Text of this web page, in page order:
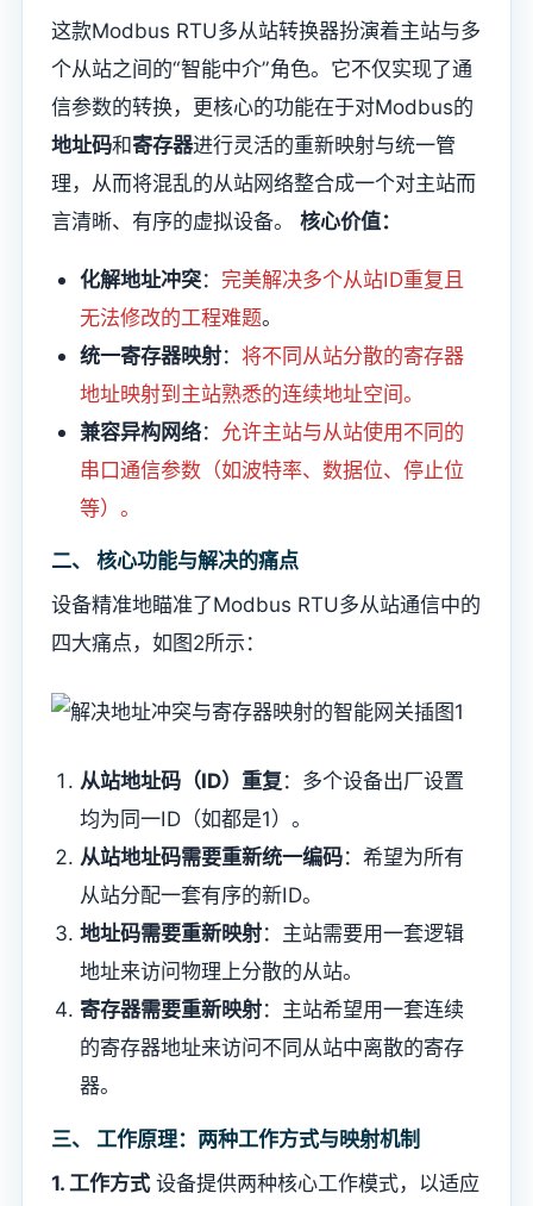
这款Modbus RTU多从站转换器扮演着主站与多
个从站之间的“智能中介”角色。它不仅实现了通
信参数的转换，更核心的功能在于对Modbus的​
地址码​​和​​寄存器​​进行灵活的重新映射与统一管
理，从而将混乱的从站网络整合成一个对主站而
言清晰、有序的虚拟设备。 ​ ​核心价值：​
​化解地址冲突​​： 完美解决多个从站ID重复且
无法修改的工程难题。
​统一寄存器映射​​： 将不同从站分散的寄存器
地址映射到主站熟悉的连续地址空间。
​兼容异构网络​​： 允许主站与从站使用不同的
串口通信参数（如波特率、数据位、停止位
等）。
​二、 核心功能与解决的痛点​
设备精准地瞄准了Modbus RTU多从站通信中的
四大痛点，如图2所示：
​从站地址码（ID）重复​​：多个设备出厂设置
均为同一ID（如都是1）。
​从站地址码需要重新统一编码​​：希望为所有
从站分配一套有序的新ID。
​地址码需要重新映射​​：主站需要用一套逻辑
地址来访问物理上分散的从站。
​寄存器需要重新映射​​：主站希望用一套连续
的寄存器地址来访问不同从站中离散的寄存
器。
​三、 工作原理：两种工作方式与映射机制​
​1. 工作方式​​ 设备提供两种核心工作模式，以适应